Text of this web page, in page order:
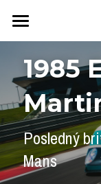
DOMOV
AUTONEWS
AUKCIE
ARCHÍV
ŠPORT
ČLÁNKY
KALENDÁR
1985
Posledný
Mans